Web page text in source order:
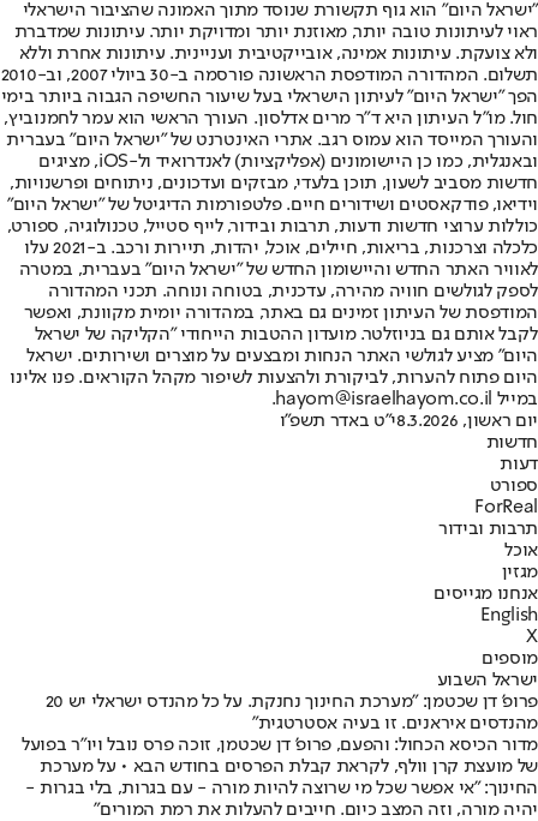
"ישראל היום" הוא גוף תקשורת שנוסד מתוך האמונה שהציבור הישראלי
ראוי לעיתונות טובה יותר, מאוזנת יותר ומדויקת יותר. עיתונות שמדברת
ולא צועקת. עיתונות אמינה, אובייקטיבית ועניינית. עיתונות אחרת וללא
תשלום. המהדורה המודפסת הראשונה פורסמה ב-30 ביולי 2007, וב-2010
הפך "ישראל היום" לעיתון הישראלי בעל שיעור החשיפה הגבוה ביותר בימי
חול. מו"ל העיתון היא ד"ר מרים אדלסון. העורך הראשי הוא עמר לחמנוביץ,
והעורך המייסד הוא עמוס רגב. אתרי האינטרנט של "ישראל היום" בעברית
ובאנגלית, כמו כן היישומונים (אפליקציות) לאנדרואיד ול-iOS, מציגים
חדשות מסביב לשעון, תוכן בלעדי, מבזקים ועדכונים, ניתוחים ופרשנויות,
וידיאו, פודקאסטים ושידורים חיים. פלטפורמות הדיגיטל של "ישראל היום"
כוללות ערוצי חדשות ודעות, תרבות ובידור, לייף סטייל, טכנולוגיה, ספורט,
כלכלה וצרכנות, בריאות, חיילים, אוכל, יהדות, תיירות ורכב. ב-2021 עלו
לאוויר האתר החדש והיישומון החדש של "ישראל היום" בעברית, במטרה
לספק לגולשים חוויה מהירה, עדכנית, בטוחה ונוחה. תכני המהדורה
המודפסת של העיתון זמינים גם באתר, במהדורה יומית מקוונת, ואפשר
לקבל אותם גם בניוזלטר. מועדון ההטבות הייחודי "הקליקה של ישראל
היום" מציע לגולשי האתר הנחות ומבצעים על מוצרים ושירותים. ישראל
היום פתוח להערות, לביקורת ולהצעות לשיפור מקהל הקוראים. פנו אלינו
במייל hayom@israelhayom.co.il.
יום ראשון, 8.3.2026
י"ט באדר תשפ"ו
חדשות
דעות
ספורט
ForReal
תרבות ובידור
אוכל
מגזין
אנחנו מגייסים
English
X
מוספים
ישראל השבוע
פרופ' דן שכטמן: "מערכת החינוך נחנקת. על כל מהנדס ישראלי יש 20
מהנדסים איראנים. זו בעיה אסטרטגית"
מדור הכיסא הכחול: והפעם, פרופ' דן שכטמן, זוכה פרס נובל ויו"ר בפועל
של מועצת קרן וולף, לקראת קבלת הפרסים בחודש הבא • על מערכת
החינוך: "אי אפשר שכל מי שרוצה להיות מורה - עם בגרות, בלי בגרות -
יהיה מורה, וזה המצב כיום. חייבים להעלות את רמת המורים"